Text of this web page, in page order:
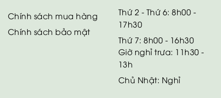
Chính sách mua hàng
Chính sách bảo mật
Thứ 2 - Thứ 6: 8h00 -
17h30
Thứ 7: 8h00 - 16h30
Giờ nghỉ trưa: 11h30 -
13h
Chủ Nhật: Nghỉ